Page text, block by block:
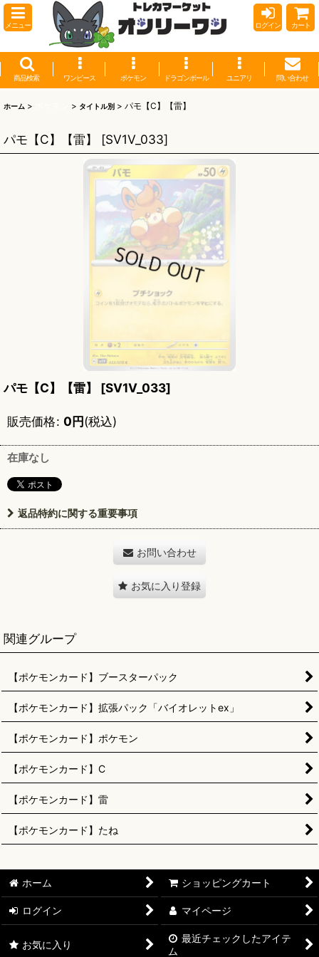
メニュー ログイン カート
商品検索 ワンピース ポケモン ドラゴンボール ユニアリ 問い合わせ
ホーム > > タイトル別 > パモ【C】【雷】
パモ【C】【雷】 [SV1V_033]
パモ【C】【雷】 [SV1V_033]
販売価格: 0円(税込)
在庫なし
返品特約に関する重要事項
お問い合わせ
お気に入り登録
関連グループ
【ポケモンカード】ブースターパック
【ポケモンカード】拡張パック「バイオレットex」
【ポケモンカード】ポケモン
【ポケモンカード】C
【ポケモンカード】雷
【ポケモンカード】たね
ホーム ショッピングカート
ログイン マイページ
お気に入り
最近チェックしたアイテ
ム